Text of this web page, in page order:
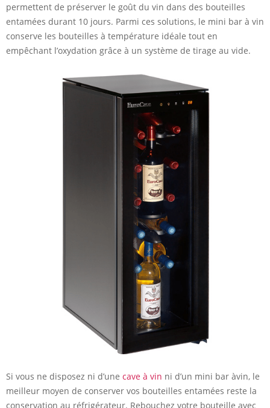
permettent de préserver le goût du vin dans des bouteilles
entamées durant 10 jours. Parmi ces solutions, le mini bar à vin
conserve les bouteilles à température idéale tout en
empêchant l’oxydation grâce à un système de tirage au vide.
Si vous ne disposez ni d’une cave à vin ni d’un mini bar àvin, le
meilleur moyen de conserver vos bouteilles entamées reste la
conservation au réfrigérateur. Rebouchez votre bouteille avec